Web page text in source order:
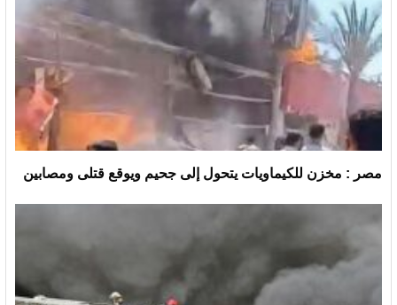
مصر : مخزن للكيماويات يتحول إلى جحيم ويوقع قتلى ومصابين